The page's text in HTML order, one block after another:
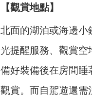
【觀賞地點】
北面的湖泊或海邊小
光提醒服務、觀賞空
備好裝備後在房間睡
觀賞。而自駕遊還需